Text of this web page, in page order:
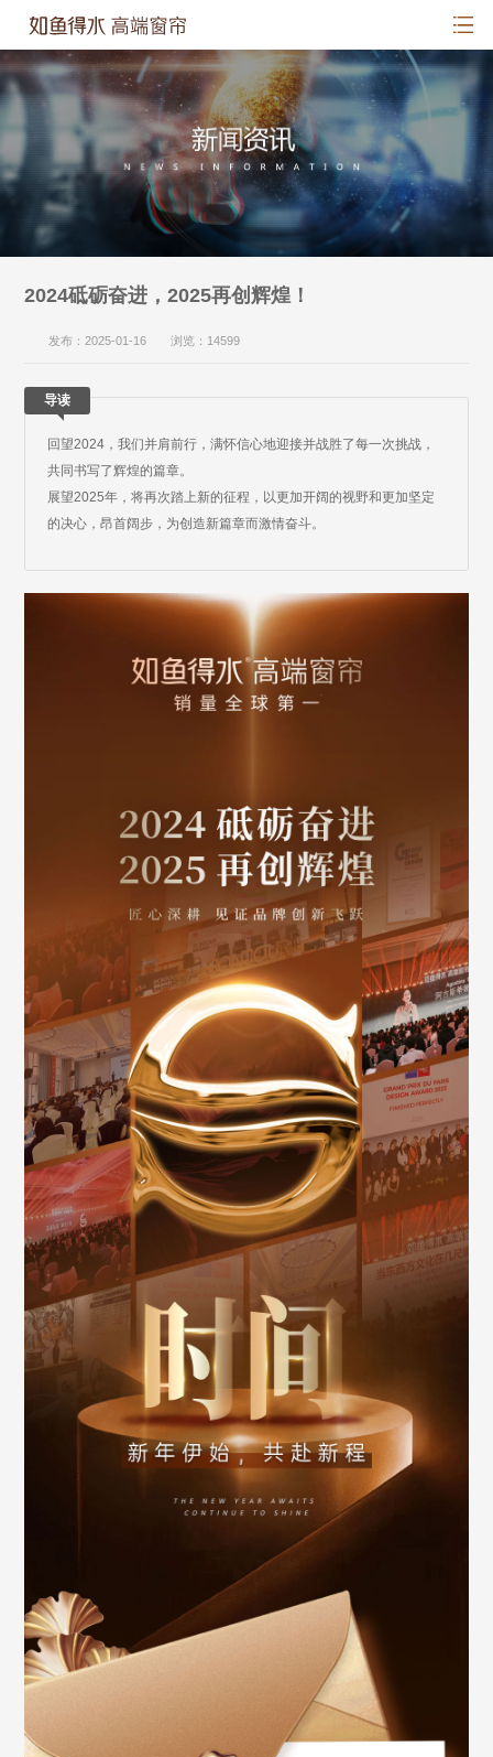
2024砥砺奋进，2025再创辉煌！
发布：2025-01-16 浏览：14599
导读
回望2024，我们并肩前行，满怀信心地迎接并战胜了每一次挑战，
共同书写了辉煌的篇章。
展望2025年，将再次踏上新的征程，以更加开阔的视野和更加坚定
的决心，昂首阔步，为创造新篇章而激情奋斗。